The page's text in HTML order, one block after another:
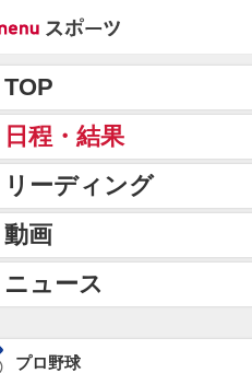
TOP
日程・結果
リーディング
動画
ニュース
プロ野球